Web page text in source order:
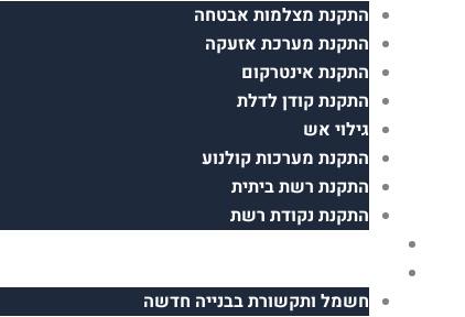
התקנת מצלמות אבטחה
התקנת מערכת אזעקה
התקנת אינטרקום
התקנת קודן לדלת
גילוי אש
התקנת מערכות קולנוע
התקנת רשת ביתית
התקנת נקודת רשת
חשמל ותקשורת בבנייה חדשה